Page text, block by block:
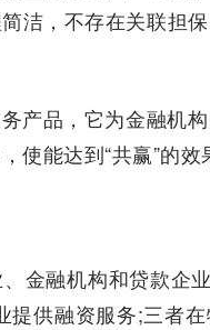
洁，不存在关联担
产品，它为金融机
能达到“共赢”的效
金融机构和贷款企
供融资服务;三者在